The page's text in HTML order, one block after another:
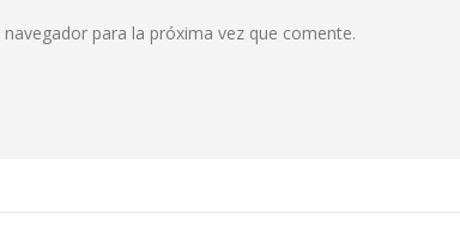
para la próxima vez que comente.